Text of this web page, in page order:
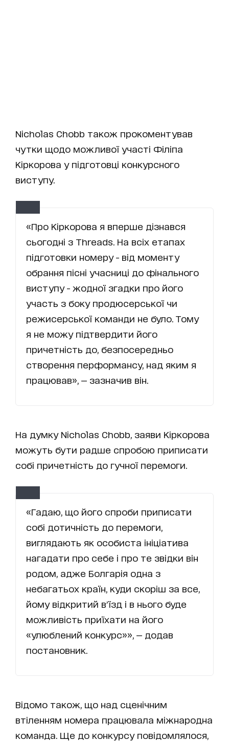
Nicholas Chobb також прокоментував
чутки щодо можливої участі Філіпа
Кіркорова у підготовці конкурсного
виступу.
«Про Кіркорова я вперше дізнався
сьогодні з Threads. На всіх етапах
підготовки номеру - від моменту
обрання пісні учасниці до фінального
виступу - жодної згадки про його
участь з боку продюсерської чи
режисерської команди не було. Тому
я не можу підтвердити його
причетність до, безпосередньо
створення перформансу, над яким я
працював», — зазначив він.
На думку Nicholas Chobb, заяви Кіркорова
можуть бути радше спробою приписати
собі причетність до гучної перемоги.
«Гадаю, що його спроби приписати
собі дотичність до перемоги,
виглядають як особиста ініціатива
нагадати про себе і про те звідки він
родом, адже Болгарія одна з
небагатьох країн, куди скоріш за все,
йому відкритий вʼїзд і в нього буде
можливість приїхати на його
«улюблений конкурс»», — додав
постановник.
Відомо також, що над сценічним
втіленням номера працювала міжнародна
команда. Ще до конкурсу повідомлялося,